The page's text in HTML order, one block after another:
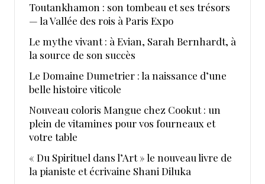
Toutankhamon : son tombeau et ses trésors
— la Vallée des rois à Paris Expo
Le mythe vivant : à Evian, Sarah Bernhardt, à
la source de son succès
Le Domaine Dumetrier : la naissance d’une
belle histoire viticole
Nouveau coloris Mangue chez Cookut : un
plein de vitamines pour vos fourneaux et
votre table
« Du Spirituel dans l’Art » le nouveau livre de
la pianiste et écrivaine Shani Diluka